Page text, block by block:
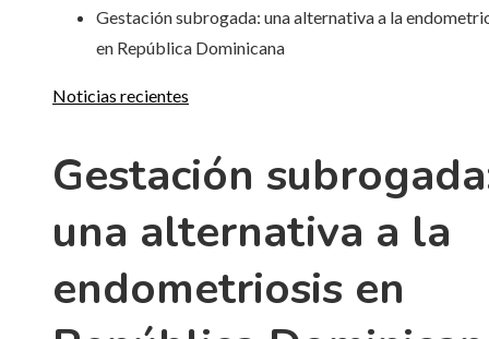
Gestación subrogada: una alternativa a la
en República Dominicana
Noticias recientes
Gestación
una alternativa a la
endometriosis en